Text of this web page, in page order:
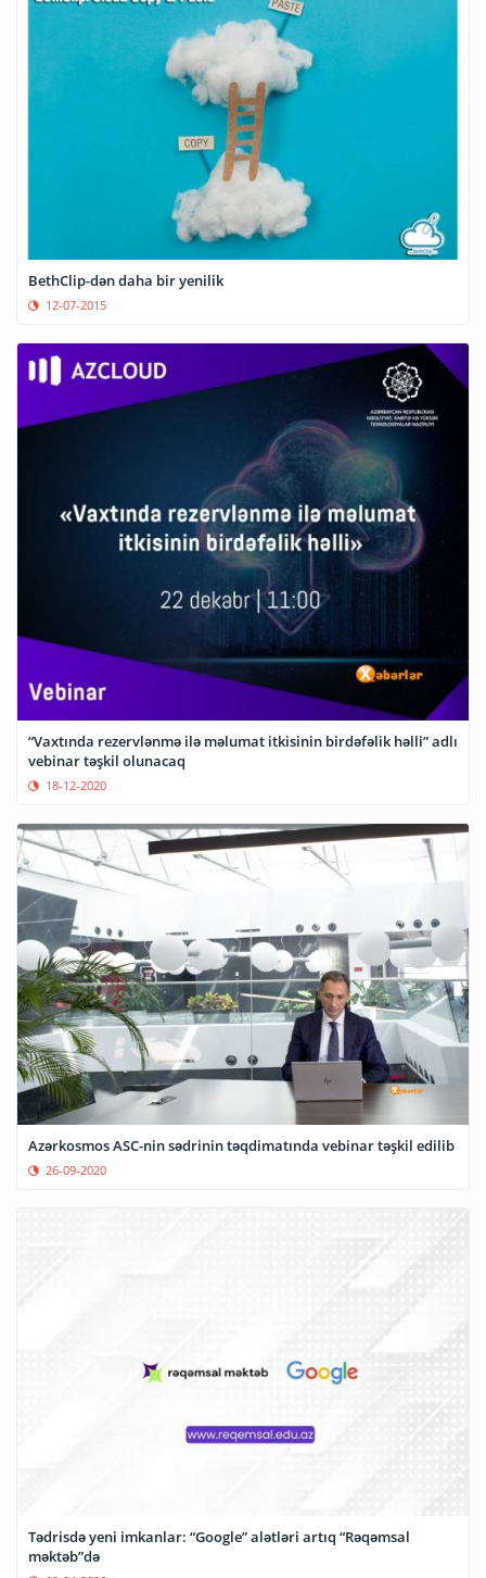
BethClip-dən daha bir yenilik
12-07-2015
“Vaxtında rezervlənmə ilə məlumat itkisinin birdəfəlik həlli” adlı
vebinar təşkil olunacaq
18-12-2020
Azərkosmos ASC-nin sədrinin təqdimatında vebinar təşkil edilib
26-09-2020
Tədrisdə yeni imkanlar: “Google” alətləri artıq “Rəqəmsal
məktəb”də